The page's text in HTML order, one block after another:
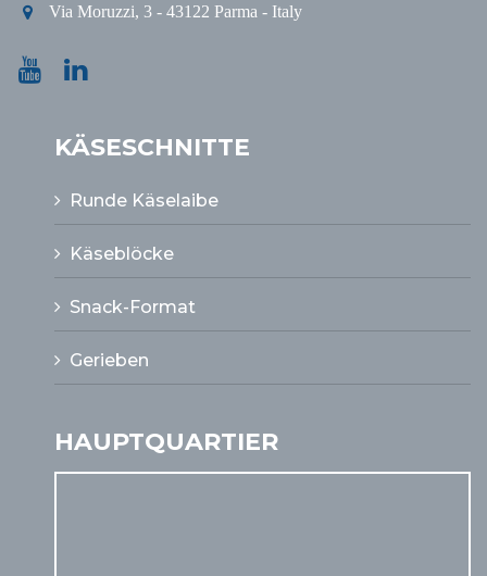
Via Moruzzi, 3 - 43122 Parma - Italy
KÄSESCHNITTE
Runde Käselaibe
Käseblöcke
Snack-Format
Gerieben
HAUPTQUARTIER